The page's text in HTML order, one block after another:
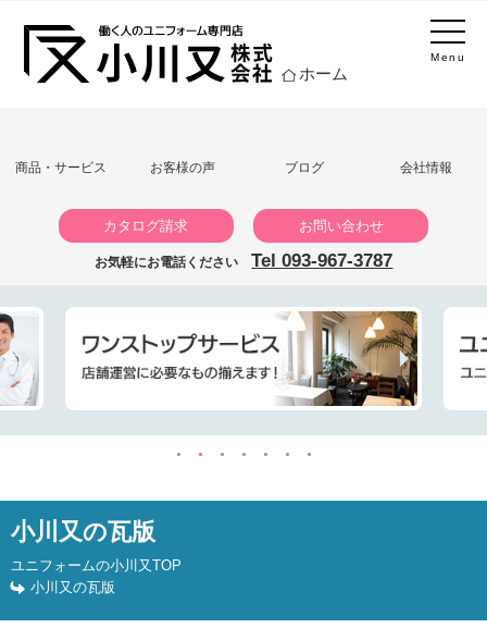
Menu
ホーム
商品・サービス お客様の声 ブログ 会社情報
カタログ請求 お問い合わせ
お気軽にお電話ください Tel 093-967-3787
小川又の瓦版
ユニフォームの小川又TOP
小川又の瓦版